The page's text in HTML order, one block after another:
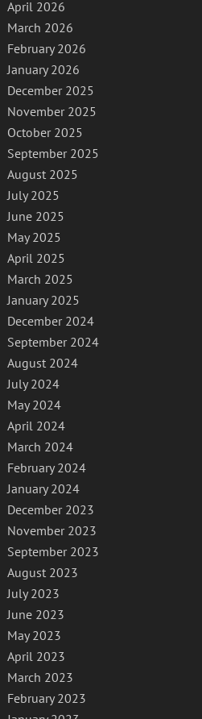
April 2026
March 2026
February 2026
January 2026
December 2025
November 2025
October 2025
September 2025
August 2025
July 2025
June 2025
May 2025
April 2025
March 2025
January 2025
December 2024
September 2024
August 2024
July 2024
May 2024
April 2024
March 2024
February 2024
January 2024
December 2023
November 2023
September 2023
August 2023
July 2023
June 2023
May 2023
April 2023
March 2023
February 2023